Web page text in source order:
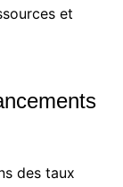
et
des taux